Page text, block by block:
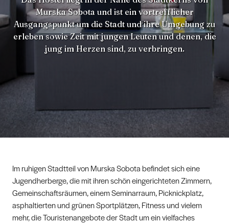
Murska Sobota und ist ein vortrefflicher
Ausgangspunkt um die Stadt und ihre Umgebung zu
erleben sowie Zeit mit jungen Leuten und denen, die
jung im Herzen sind, zu verbringen.
Im ruhigen Stadtteil von Murska Sobota befindet sich eine
Jugendherberge, die mit ihren schön eingerichteten Zimmern,
Gemeinschaftsräumen, einem Seminarraum, Picknickplatz,
asphaltierten und grünen Sportplätzen, Fitness und vielem
mehr, die Touristenangebote der Stadt um ein vielfaches